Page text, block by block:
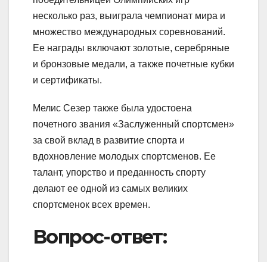
несколько раз, выиграла чемпионат мира и
множество международных соревнований.
Ее награды включают золотые, серебряные
и бронзовые медали, а также почетные кубки
и сертификаты.
Мелис Сезер также была удостоена
почетного звания «Заслуженный спортсмен»
за свой вклад в развитие спорта и
вдохновление молодых спортсменов. Ее
талант, упорство и преданность спорту
делают ее одной из самых великих
спортсменок всех времен.
Вопрос-ответ: